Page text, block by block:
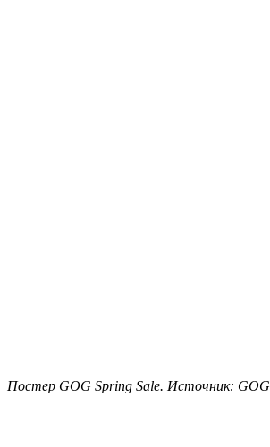
Постер GOG Spring Sale. Источник: GOG